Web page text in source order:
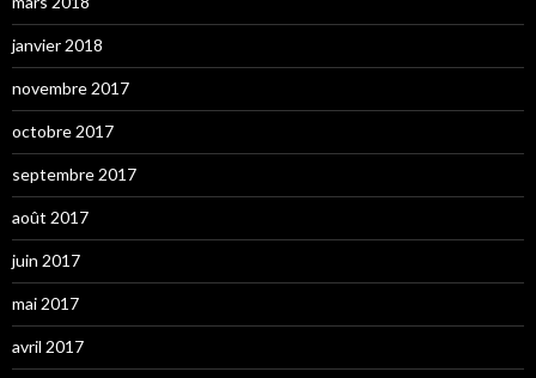
janvier 2018
novembre 2017
octobre 2017
septembre 2017
août 2017
juin 2017
mai 2017
avril 2017